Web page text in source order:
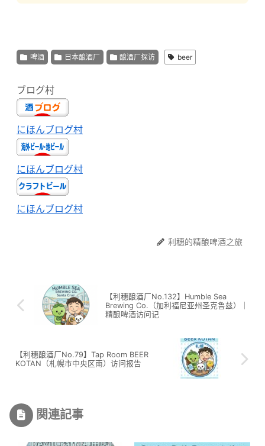
啤酒 日本酿酒厂 酿酒厂探访 beer
ブログ村
にほんブログ村
にほんブログ村
にほんブログ村
利穗的精酿啤酒之旅
【利穗酿酒厂No.132】Humble Sea
Brewing Co.（加利福尼亚州圣克鲁兹）｜
精酿啤酒访问记
【利穗酿酒厂No.79】Tap Room BEER
KOTAN（札幌市中央区南）访问报告
関連記事